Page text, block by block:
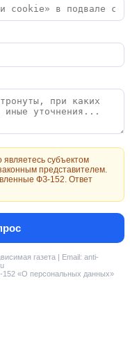
субъектом
представителем.
ФЗ-152. Ответ
газета | Email: anti-
152 «О персональных данных»